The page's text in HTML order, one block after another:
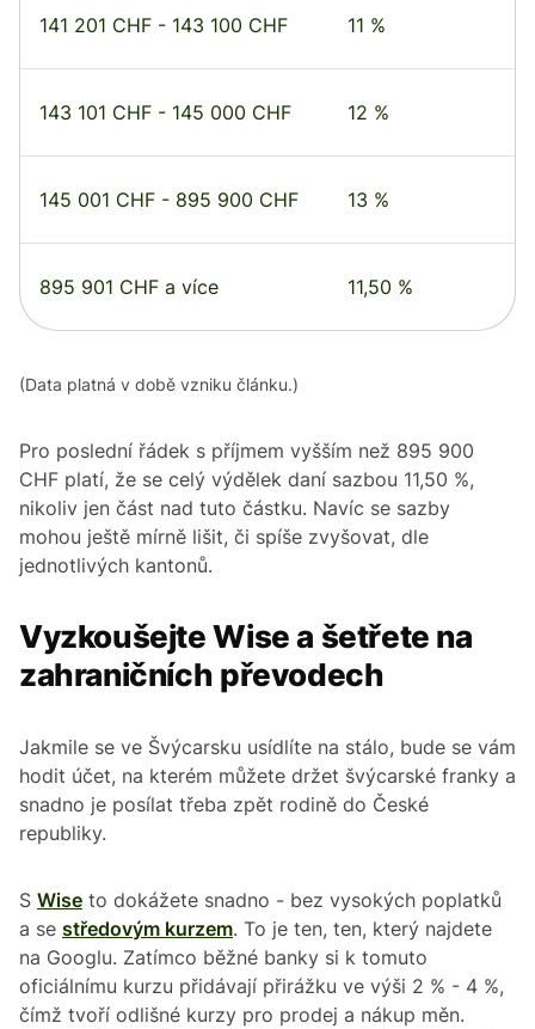
141 201 CHF - 143 100 CHF 11 %
143 101 CHF - 145 000 CHF 12 %
145 001 CHF - 895 900 CHF 13 %
895 901 CHF a více 11,50 %
(Data platná v době vzniku článku.)
Pro poslední řádek s příjmem vyšším než 895 900
CHF platí, že se celý výdělek daní sazbou 11,50 %,
nikoliv jen část nad tuto částku. Navíc se sazby
mohou ještě mírně lišit, či spíše zvyšovat, dle
jednotlivých kantonů.
Vyzkoušejte Wise a šetřete na
zahraničních převodech
Jakmile se ve Švýcarsku usídlíte na stálo, bude se vám
hodit účet, na kterém můžete držet švýcarské franky a
snadno je posílat třeba zpět rodině do České
republiky.
S Wise to dokážete snadno - bez vysokých poplatků
a se středovým kurzem. To je ten, ten, který najdete
na Googlu. Zatímco běžné banky si k tomuto
oficiálnímu kurzu přidávají přirážku ve výši 2 % - 4 %,
čímž tvoří odlišné kurzy pro prodej a nákup měn.